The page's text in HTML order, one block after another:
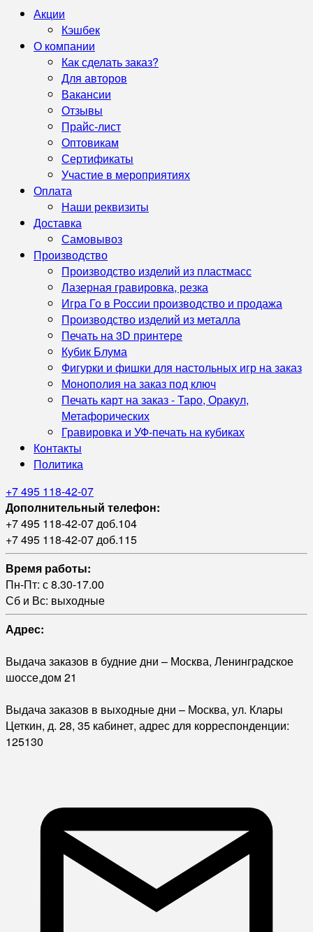
Акции
Кэшбек
О компании
Как сделать заказ?
Для авторов
Вакансии
Отзывы
Прайс-лист
Оптовикам
Сертификаты
Участие в мероприятиях
Оплата
Наши реквизиты
Доставка
Самовывоз
Производство
Производство изделий из пластмасс
Лазерная гравировка, резка
Игра Го в России производство и продажа
Производство изделий из металла
Печать на 3D принтере
Кубик Блума
Фигурки и фишки для настольных игр на заказ
Монополия на заказ под ключ
Печать карт на заказ - Таро, Оракул,
Метафорических
Гравировка и УФ‑печать на кубиках
Контакты
Политика
+7 495 118-42-07
Дополнительный телефон:
+7 495 118-42-07 доб.104
+7 495 118-42-07 доб.115
Время работы:
Пн-Пт: с 8.30-17.00
Сб и Вс: выходные
Адрес:
Выдача заказов в будние дни – Москва, Ленинградское
шоссе,дом 21
Выдача заказов в выходные дни – Москва, ул. Клары
Цеткин, д. 28, 35 кабинет, адрес для корреспонденции:
125130